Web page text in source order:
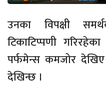
उनका विपक्षी
टिकाटिप्पणी
पर्फमेन्स कमजोर देखिए
देखिन्छ ।